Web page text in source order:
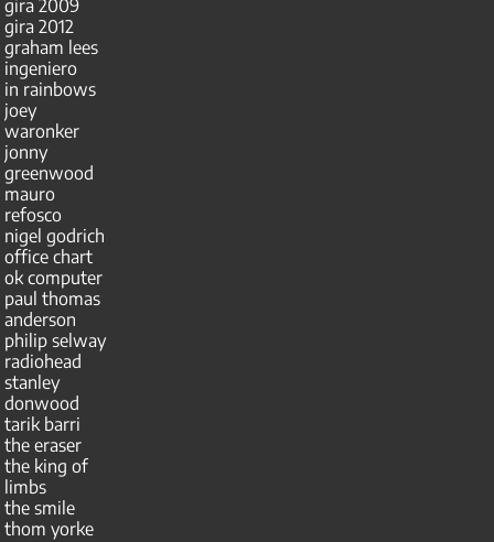
gira 2009
gira 2012
graham lees
ingeniero
in rainbows
joey
waronker
jonny
greenwood
mauro
refosco
nigel godrich
office chart
ok computer
paul thomas
anderson
philip selway
radiohead
stanley
donwood
tarik barri
the eraser
the king of
limbs
the smile
thom yorke